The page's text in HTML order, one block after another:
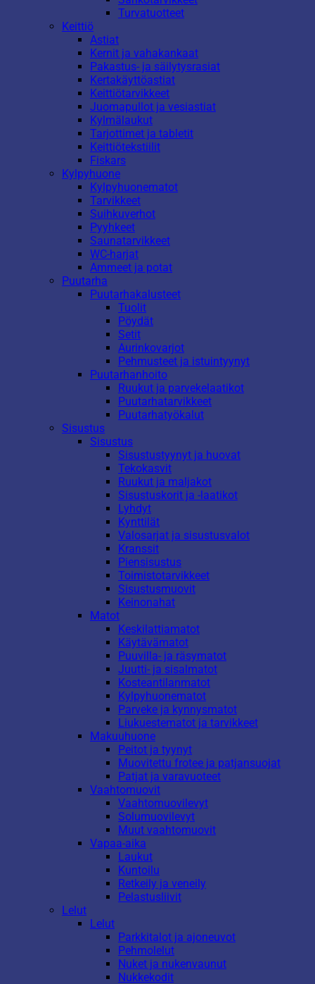
Turvatuotteet
Keittiö
Astiat
Kernit ja vahakankaat
Pakastus- ja säilytysrasiat
Kertakäyttöastiat
Keittiötarvikkeet
Juomapullot ja vesiastiat
Kylmälaukut
Tarjottimet ja tabletit
Keittiötekstiilit
Fiskars
Kylpyhuone
Kylpyhuonematot
Tarvikkeet
Suihkuverhot
Pyyhkeet
Saunatarvikkeet
WC-harjat
Ammeet ja potat
Puutarha
Puutarhakalusteet
Tuolit
Pöydät
Setit
Aurinkovarjot
Pehmusteet ja istuintyynyt
Puutarhanhoito
Ruukut ja parvekelaatikot
Puutarhatarvikkeet
Puutarhatyökalut
Sisustus
Sisustus
Sisustustyynyt ja huovat
Tekokasvit
Ruukut ja maljakot
Sisustuskorit ja -laatikot
Lyhdyt
Kynttilät
Valosarjat ja sisustusvalot
Kranssit
Piensisustus
Toimistotarvikkeet
Sisustusmuovit
Keinonahat
Matot
Keskilattiamatot
Käytävämatot
Puuvilla- ja räsymatot
Juutti- ja sisalmatot
Kosteantilanmatot
Kylpyhuonematot
Parveke ja kynnysmatot
Liukuestematot ja tarvikkeet
Makuuhuone
Peitot ja tyynyt
Muovitettu frotee ja patjansuojat
Patjat ja varavuoteet
Vaahtomuovit
Vaahtomuovilevyt
Solumuovilevyt
Muut vaahtomuovit
Vapaa-aika
Laukut
Kuntoilu
Retkeily ja veneily
Pelastusliivit
Lelut
Lelut
Parkkitalot ja ajoneuvot
Pehmolelut
Nuket ja nukenvaunut
Nukkekodit